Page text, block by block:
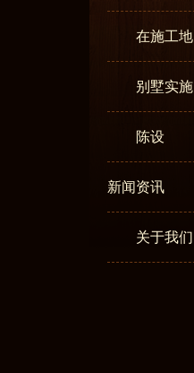
在施工地
别墅实施
陈设
新闻资讯
关于我们